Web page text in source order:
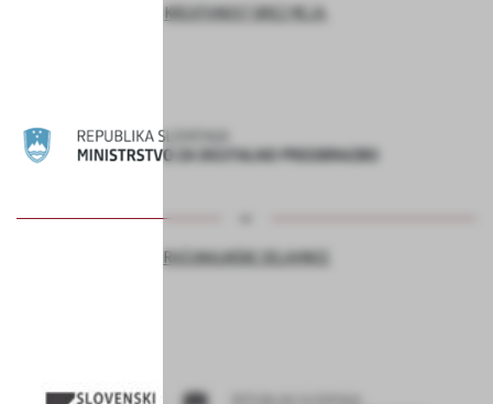
KREATIVNOST BREZ MEJA
RAČUNALNIŠKE DELAVNICE